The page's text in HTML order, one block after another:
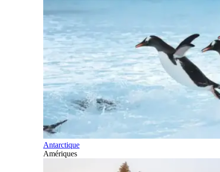
Antarctique
Amériques